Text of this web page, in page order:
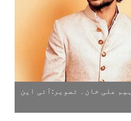
علی خان۔ تصویر:آئی این